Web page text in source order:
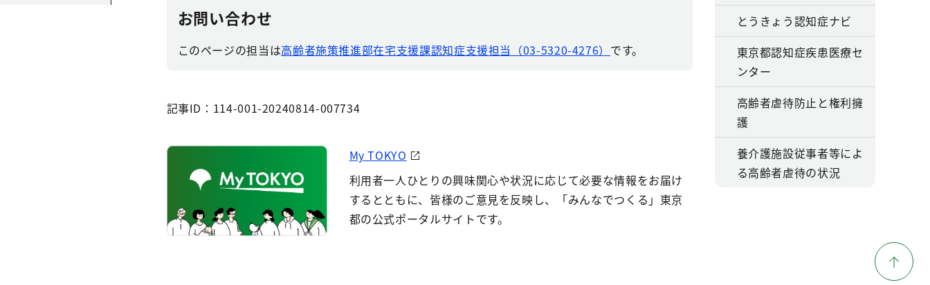
お問い合わせ
このページの担当は高齢者施策推進部在宅支援課認知症支援担当（03-5320-4276） です。
記事ID：114-001-20240814-007734
My TOKYO
利用者一人ひとりの興味関心や状況に応じて必要な情報をお届け
するとともに、皆様のご意見を反映し、「みんなでつくる」東京
都の公式ポータルサイトです。
とうきょう認知症ナビ
東京都認知症疾患医療セ
ンター
高齢者虐待防止と権利擁
護
養介護施設従事者等によ
る高齢者虐待の状況